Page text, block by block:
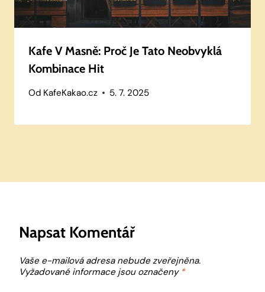
Kafe V Masně: Proč Je Tato Neobvyklá
Kombinace Hit
Od KafeKakao.cz 5. 7. 2025
Napsat Komentář
Vaše e-mailová adresa nebude zveřejněna.
Vyžadované informace jsou označeny *